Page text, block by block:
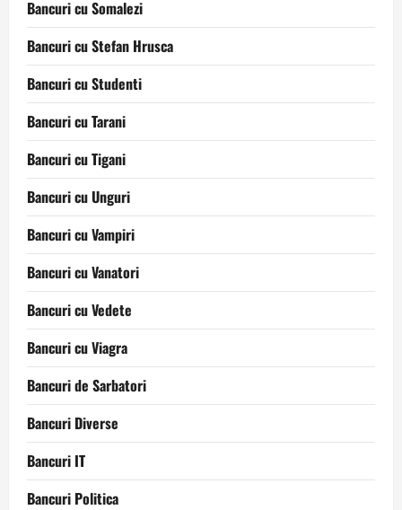
Bancuri cu Somalezi
Bancuri cu Stefan Hrusca
Bancuri cu Studenti
Bancuri cu Tarani
Bancuri cu Tigani
Bancuri cu Unguri
Bancuri cu Vampiri
Bancuri cu Vanatori
Bancuri cu Vedete
Bancuri cu Viagra
Bancuri de Sarbatori
Bancuri Diverse
Bancuri IT
Bancuri Politica